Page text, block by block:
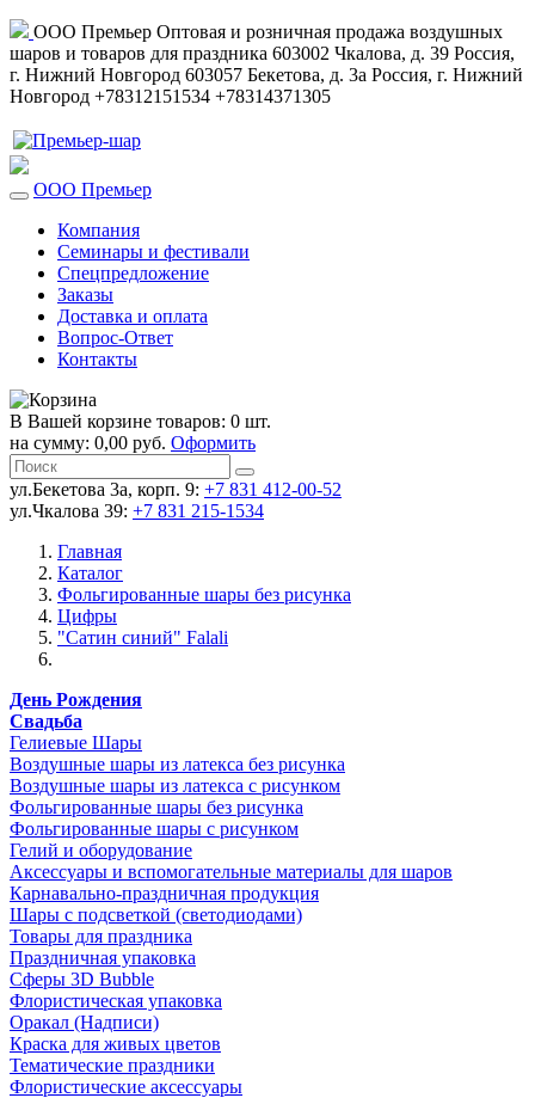
ООО Премьер Оптовая и розничная продажа воздушных
шаров и товаров для праздника 603002 Чкалова, д. 39 Россия,
г. Нижний Новгород 603057 Бекетова, д. 3а Россия, г. Нижний
Новгород +78312151534 +78314371305
ООО Премьер
Компания
Семинары и фестивали
Спецпредложение
Заказы
Доставка и оплата
Вопрос-Ответ
Контакты
В Вашей корзине товаров: 0 шт.
на сумму: 0,00 руб. Оформить
ул.Бекетова 3а, корп. 9: +7 831 412-00-52
ул.Чкалова 39: +7 831 215-1534
Главная
Каталог
Фольгированные шары без рисунка
Цифры
"Сатин синий" Falali
День Рождения
Свадьба
Гелиевые Шары
Воздушные шары из латекса без рисунка
Воздушные шары из латекса с рисунком
Фольгированные шары без рисунка
Фольгированные шары с рисунком
Гелий и оборудование
Аксессуары и вспомогательные материалы для шаров
Карнавально-праздничная продукция
Шары с подсветкой (светодиодами)
Товары для праздника
Праздничная упаковка
Сферы 3D Bubble
Флористическая упаковка
Оракал (Надписи)
Краска для живых цветов
Тематические праздники
Флористические аксессуары